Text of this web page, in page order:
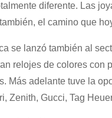
diferente. Las
el camino que
se lanzó también al
relojes de colores con
Más adelante tuve la
Zenith, Gucci, Tag